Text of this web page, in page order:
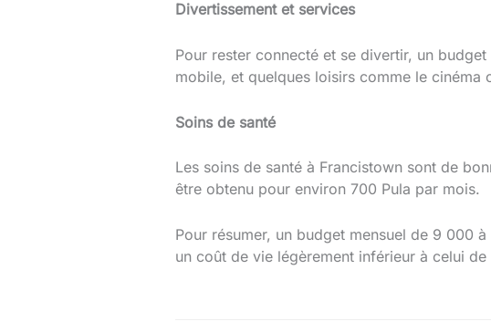
Divertissement et services
Pour rester connecté et se divertir, un
mobile, et quelques loisirs comme le cinéma
Soins de santé
Les soins de santé à Francistown sont de
être obtenu pour environ 700 Pula par mois.
Pour résumer, un budget mensuel de 9 000
un coût de vie légèrement inférieur à celui